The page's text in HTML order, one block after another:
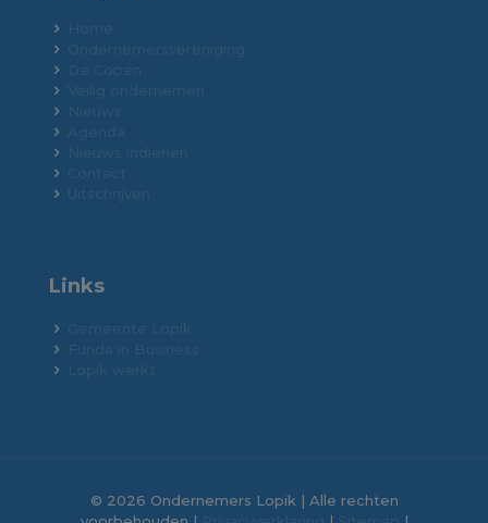
Links
© 2026 Ondernemers Lopik | Alle rechten